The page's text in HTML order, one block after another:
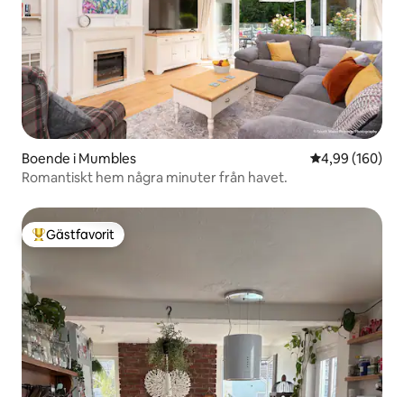
Boende i Mumbles 4,99 av 5 i
4,99 (160)
Romantiskt hem några minuter från havet.
Populär gästfavorit
Gästfavorit